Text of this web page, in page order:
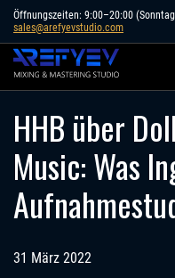
Skip
content
Öffnungszeiten: 9:00–20:00 (Sonntag
sales@arefyevstudio.com
HHB über
Music: Was
31 März 2022